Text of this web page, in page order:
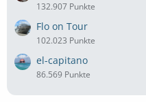
132.907 Punkte
Flo on Tour
102.023 Punkte
el-capitano
86.569 Punkte